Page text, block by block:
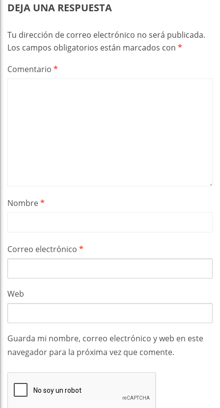
DEJA UNA RESPUESTA
Tu dirección de correo electrónico no será publicada.
Los campos obligatorios están marcados con *
Comentario *
Nombre*
Correo electrónico *
Web
Guarda mi nombre, correo electrónico y web en este
navegador para la próxima vez que comente.